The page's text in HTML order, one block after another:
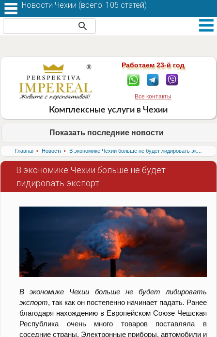
Работаем 23-й год
Все контакты
Комплексные услуги в Чехии
Показать последние новости
Главная › Новости › В экономике Чехии больше не будет лидировать экспорт
В экономике Чехии больше не будет
лидировать экспорт
В экономике Чехии больше не будет лидировать
экспорт, так как он постепенно начинает падать. Ранее
благодаря нахождению в Европейском Союзе Чешская
Республика очень много товаров поставляла в
соседние страны. Электронные приборы, автомобили и
Новости Чехии (всего: 105 статей)